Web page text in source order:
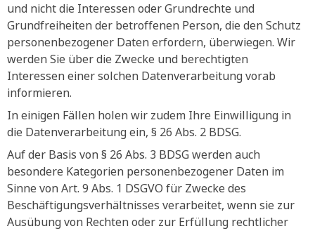
und nicht die Interessen oder Grundrechte und
Grundfreiheiten der betroffenen Person, die den Schutz
personenbezogener Daten erfordern, überwiegen. Wir
werden Sie über die Zwecke und berechtigten
Interessen einer solchen Datenverarbeitung vorab
informieren.
In einigen Fällen holen wir zudem Ihre Einwilligung in
die Datenverarbeitung ein, § 26 Abs. 2 BDSG.
Auf der Basis von § 26 Abs. 3 BDSG werden auch
besondere Kategorien personenbezogener Daten im
Sinne von Art. 9 Abs. 1 DSGVO für Zwecke des
Beschäftigungsverhältnisses verarbeitet, wenn sie zur
Ausübung von Rechten oder zur Erfüllung rechtlicher